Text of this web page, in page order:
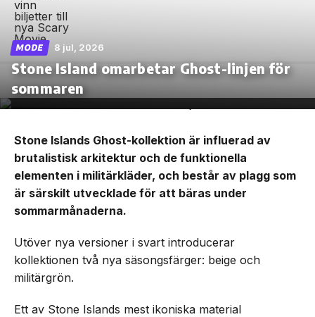
MODE 8 jul, 2026
Stone Island omarbetar Ghost-linjen för
sommaren
Stone Islands Ghost-kollektion är influerad av
brutalistisk arkitektur och de funktionella
elementen i militärkläder, och består av plagg som
är särskilt utvecklade för att bäras under
sommarmånaderna.
Utöver nya versioner i svart introducerar
kollektionen två nya säsongsfärger: beige och
militärgrön.
Ett av Stone Islands mest ikoniska material